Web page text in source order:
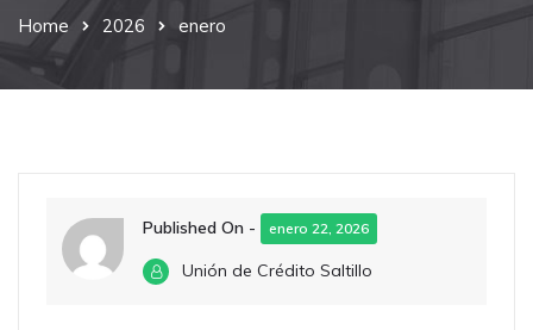
Home 2026 enero
Published On - enero 22, 2026
Unión de Crédito Saltillo